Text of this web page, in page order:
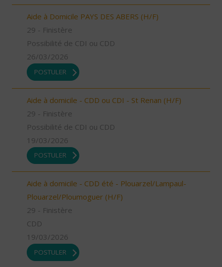
Aide à Domicile PAYS DES ABERS (H/F)
29 - Finistère
Possibilité de CDI ou CDD
26/03/2026
POSTULER
Aide à domicile - CDD ou CDI - St Renan (H/F)
29 - Finistère
Possibilité de CDI ou CDD
19/03/2026
POSTULER
Aide à domicile - CDD été - Plouarzel/Lampaul-
Plouarzel/Ploumoguer (H/F)
29 - Finistère
CDD
19/03/2026
POSTULER